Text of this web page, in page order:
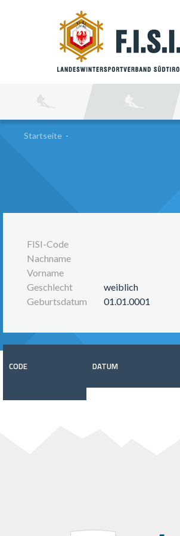
Startseite -
FISI-Code
Nachname
Vorname
Geschlecht
weiblich
Geburtsdatum
01.01.0001
CODE DATUM